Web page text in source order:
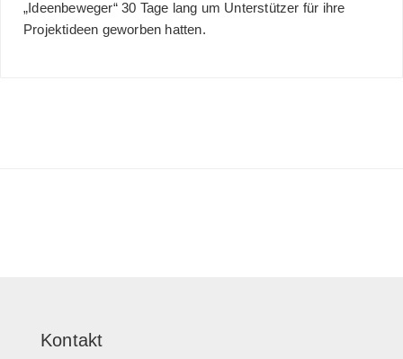
„Ideenbeweger“ 30 Tage lang um Unterstützer für ihre
Projektideen geworben hatten.
Kontakt